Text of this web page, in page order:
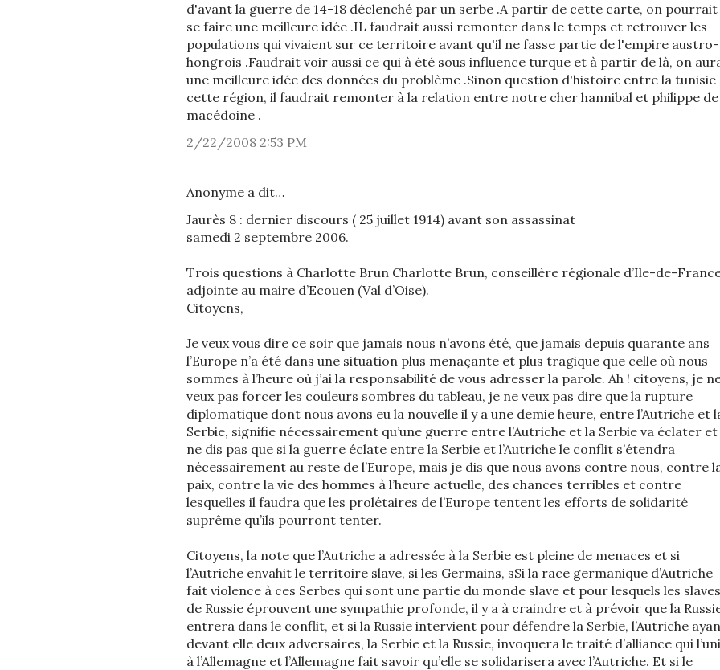
d'avant la guerre de 14-18 déclenché par un serbe .A partir de cette carte, on pourrait
se faire une meilleure idée .IL faudrait aussi remonter dans le temps et retrouver les
populations qui vivaient sur ce territoire avant qu'il ne fasse partie de l'empire austro-
hongrois .Faudrait voir aussi ce qui à été sous influence turque et à partir de là, on
une meilleure idée des données du problème .Sinon question d'histoire entre la tunisie
cette région, il faudrait remonter à la relation entre notre cher hannibal et philippe de
macédoine .
2/22/2008 2:53 PM
Anonyme a dit…
Jaurès 8 : dernier discours ( 25 juillet 1914) avant son assassinat
samedi 2 septembre 2006.
Trois questions à Charlotte Brun Charlotte Brun, conseillère régionale d’Ile-de-
adjointe au maire d’Ecouen (Val d’Oise).
Citoyens,
Je veux vous dire ce soir que jamais nous n’avons été, que jamais depuis quarante ans
l’Europe n’a été dans une situation plus menaçante et plus tragique que celle où nous
sommes à l’heure où j’ai la responsabilité de vous adresser la parole. Ah ! citoyens, je
veux pas forcer les couleurs sombres du tableau, je ne veux pas dire que la rupture
diplomatique dont nous avons eu la nouvelle il y a une demie heure, entre l’Autriche et
Serbie, signifie nécessairement qu’une guerre entre l’Autriche et la Serbie va éclater
ne dis pas que si la guerre éclate entre la Serbie et l’Autriche le conflit s’étendra
nécessairement au reste de l’Europe, mais je dis que nous avons contre nous, contre
paix, contre la vie des hommes à l’heure actuelle, des chances terribles et contre
lesquelles il faudra que les prolétaires de l’Europe tentent les efforts de solidarité
suprême qu’ils pourront tenter.
Citoyens, la note que l’Autriche a adressée à la Serbie est pleine de menaces et si
l’Autriche envahit le territoire slave, si les Germains, sSi la race germanique d’Autriche
fait violence à ces Serbes qui sont une partie du monde slave et pour lesquels les slaves
de Russie éprouvent une sympathie profonde, il y a à craindre et à prévoir que la
entrera dans le conflit, et si la Russie intervient pour défendre la Serbie, l’Autriche
devant elle deux adversaires, la Serbie et la Russie, invoquera le traité d’alliance qui
à l’Allemagne et l’Allemagne fait savoir qu’elle se solidarisera avec l’Autriche. Et si le